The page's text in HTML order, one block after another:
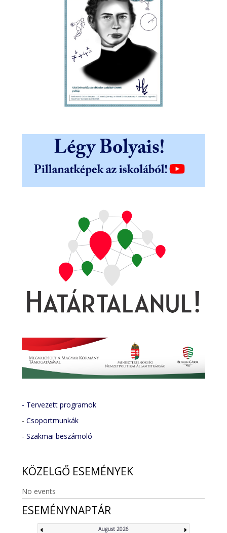
- Tervezett programok
-Csoportmunkák
-Szakmai beszámoló
KÖZELGŐ ESEMÉNYEK
No events
ESEMÉNYNAPTÁR
August 2026